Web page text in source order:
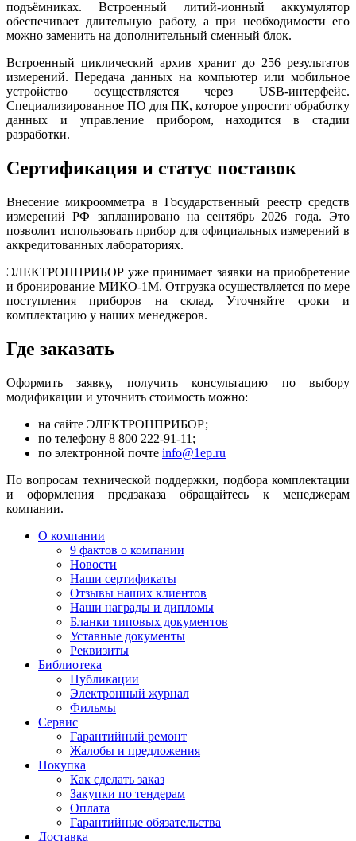
подъёмниках. Встроенный литий-ионный аккумулятор
обеспечивает длительную работу, а при необходимости его
можно заменить на дополнительный сменный блок.
Встроенный циклический архив хранит до 256 результатов
измерений. Передача данных на компьютер или мобильное
устройство осуществляется через USB-интерфейс.
Специализированное ПО для ПК, которое упростит обработку
данных и управление прибором, находится в стадии
разработки.
Сертификация и статус поставок
Внесение микроомметра в Государственный реестр средств
измерений РФ запланировано на сентябрь 2026 года. Это
позволит использовать прибор для официальных измерений в
аккредитованных лабораториях.
ЭЛЕКТРОНПРИБОР уже принимает заявки на приобретение
и бронирование МИКО‑1М. Отгрузка осуществляется по мере
поступления приборов на склад. Уточняйте сроки и
комплектацию у наших менеджеров.
Где заказать
Оформить заявку, получить консультацию по выбору
модификации и уточнить стоимость можно:
на сайте ЭЛЕКТРОНПРИБОР;
по телефону 8 800 222-91-11;
по электронной почте info@1ep.ru
По вопросам технической поддержки, подбора комплектации
и оформления предзаказа обращайтесь к менеджерам
компании.
О компании
9 фактов о компании
Новости
Наши сертификаты
Отзывы наших клиентов
Наши награды и дипломы
Бланки типовых документов
Уставные документы
Реквизиты
Библиотека
Публикации
Электронный журнал
Фильмы
Сервис
Гарантийный ремонт
Жалобы и предложения
Покупка
Как сделать заказ
Закупки по тендерам
Оплата
Гарантийные обязательства
Доставка